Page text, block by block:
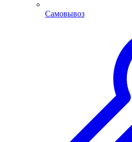
Самовывоз